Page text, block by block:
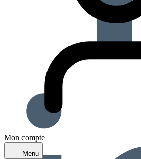
Mon compte
Menu